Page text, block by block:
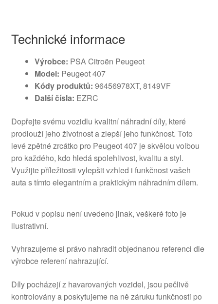
Technické informace
Výrobce: PSA Citroën Peugeot
Model: Peugeot 407
Kódy produktů: 96456978XT, 8149VF
Další čísla: EZRC
Dopřejte svému vozidlu kvalitní náhradní díly, které
prodlouží jeho životnost a zlepší jeho funkčnost. Toto
levé zpětné zrcátko pro Peugeot 407 je skvělou volbou
pro každého, kdo hledá spolehlivost, kvalitu a styl.
Využijte příležitosti vylepšit vzhled i funkčnost vašeh
auta s tímto elegantním a praktickým náhradním dílem.
Pokud v popisu není uvedeno jinak, veškeré foto je
ilustrativní.
Vyhrazujeme si právo nahradit objednanou referenci dle
výrobce referení nahrazující.
Díly pocházejí z havarovaných vozidel, jsou pečlivě
kontrolovány a poskytujeme na ně záruku funkčnosti po